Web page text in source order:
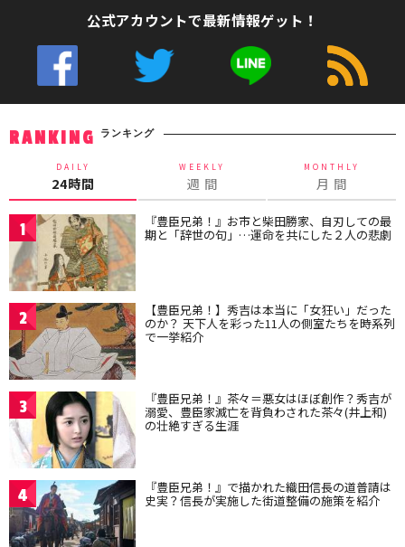
公式アカウントで最新情報ゲット！
RANKING ランキング
DAILY
24時間
WEEKLY
週 間
MONTHLY
月 間
1 『豊臣兄弟！』お市と柴田勝家、自刃しての最
期と「辞世の句」…運命を共にした２人の悲劇
2 【豊臣兄弟！】秀吉は本当に「女狂い」だった
のか？ 天下人を彩った11人の側室たちを時系列
で一挙紹介
3 『豊臣兄弟！』茶々＝悪女はほぼ創作？秀吉が
溺愛、豊臣家滅亡を背負わされた茶々(井上和)
の壮絶すぎる生涯
4 『豊臣兄弟！』で描かれた織田信長の道普請は
史実？信長が実施した街道整備の施策を紹介